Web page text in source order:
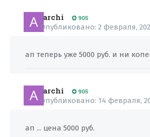
archi 905
Опубликовано: 2 февраля,
ап теперь уже 5000 руб. и ни
archi 905
Опубликовано: 14 февраля,
ап ... цена 5000 руб.